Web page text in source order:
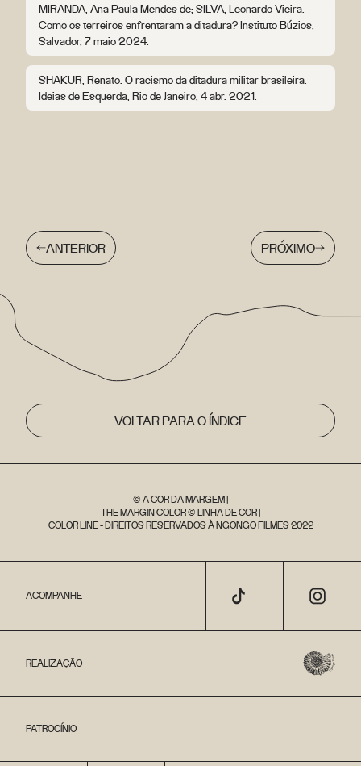
MIRANDA, Ana Paula Mendes de; SILVA, Leonardo Vieira.
Como os terreiros enfrentaram a ditadura? Instituto Búzios,
Salvador, 7 maio 2024.
SHAKUR, Renato. O racismo da ditadura militar brasileira.
Ideias de Esquerda, Rio de Janeiro, 4 abr. 2021.
ANTERIOR PRÓXIMO
VOLTAR PARA O ÍNDICE
© A COR DA MARGEM |
THE MARGIN COLOR © LINHA DE COR |
COLOR LINE - DIREITOS RESERVADOS À NGONGO FILMES 2022
ACOMPANHE
REALIZAÇÃO
PATROCÍNIO